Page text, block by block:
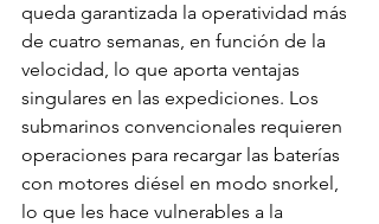
queda garantizada la operatividad más
de cuatro semanas, en función de la
velocidad, lo que aporta ventajas
singulares en las expediciones. Los
submarinos convencionales requieren
operaciones para recargar las baterías
con motores diésel en modo snorkel,
lo que les hace vulnerables a la